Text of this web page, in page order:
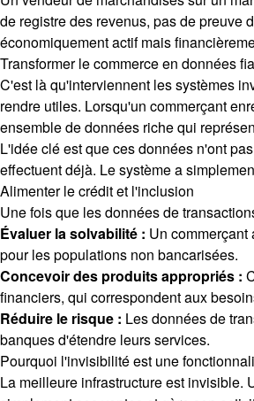
de registre des revenus, pas de preuve
économiquement actif mais
Transformer le commerce en données
C'est là qu'interviennent les systèmes
rendre utiles. Lorsqu'un commerçant
ensemble de données riche qui
L'idée clé est que ces données n'ont
effectuent déjà. Le système a
Alimenter le crédit et l'inclusion
Une fois que les données de
Évaluer la solvabilité : Un
pour les populations non bancarisées.
Concevoir des produits appropriés :
financiers, qui correspondent aux
Réduire le risque : Les données de
banques d'étendre leurs services.
Pourquoi l'invisibilité est une
La meilleure infrastructure est invisible.